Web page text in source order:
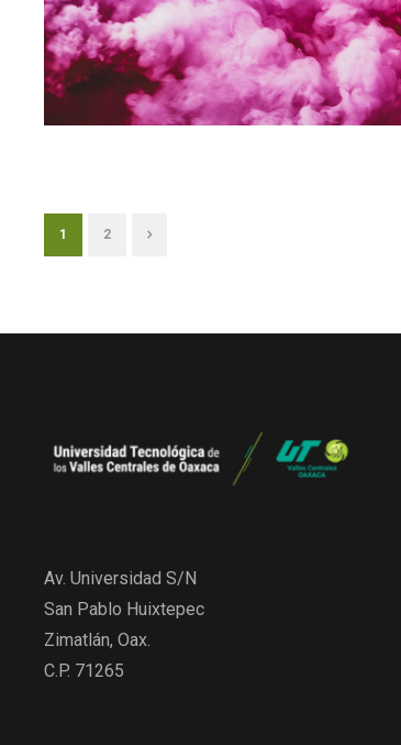
1 2
Av. Universidad S/N
San Pablo Huixtepec
Zimatlán, Oax.
C.P. 71265